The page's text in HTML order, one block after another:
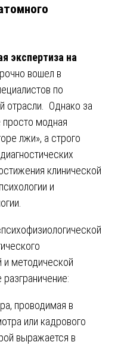
экспертиза на
вошел в
по
отрасли. Однако за
просто модная
лжи», а строго
клинической
и
и методической
проводимая в
или кадрового
выражается в